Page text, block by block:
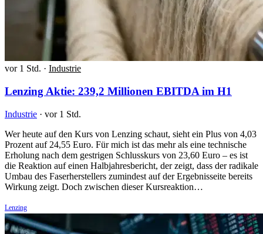
vor 1 Std. · Industrie
Lenzing Aktie: 239,2 Millionen EBITDA im H1
Industrie · vor 1 Std.
Wer heute auf den Kurs von Lenzing schaut, sieht ein Plus von 4,03
Prozent auf 24,55 Euro. Für mich ist das mehr als eine technische
Erholung nach dem gestrigen Schlusskurs von 23,60 Euro – es ist
die Reaktion auf einen Halbjahresbericht, der zeigt, dass der radikale
Umbau des Faserherstellers zumindest auf der Ergebnisseite bereits
Wirkung zeigt. Doch zwischen dieser Kursreaktion…
Lenzing